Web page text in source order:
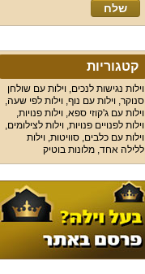
קטגוריות
וילות נגישות לנכים, וילות עם שולחן
סנוקר, וילות עם נוף, וילות לפי שעה,
וילות עם ג'קוזי ספא, וילות פנויות,
וילות לפנויים פנויות, וילות לצילומים,
וילות עם כלבים, סוויטות, וילות
ללילה אחד, מלונות בוטיק